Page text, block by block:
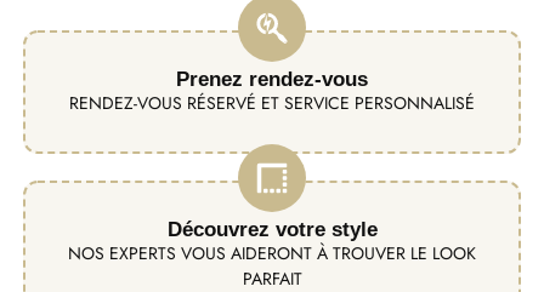
Prenez rendez-vous
RENDEZ-VOUS RÉSERVÉ ET SERVICE PERSONNALISÉ
Découvrez votre style
NOS EXPERTS VOUS AIDERONT À TROUVER LE LOOK
PARFAIT